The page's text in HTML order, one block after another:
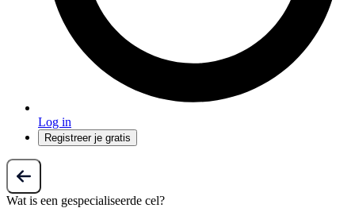
Log in
Registreer je gratis
Wat is een gespecialiseerde cel?